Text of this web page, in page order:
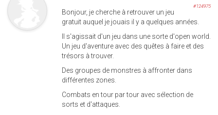
#124975
Bonjour, je cherche à retrouver un jeu
gratuit auquel je jouais il y a quelques années.
Il s'agissait d'un jeu dans une sorte d'open world.
Un jeu d'aventure avec des quêtes à faire et des
trésors à trouver.
Des groupes de monstres à affronter dans
différentes zones.
Combats en tour par tour avec sélection de
sorts et d'attaques.